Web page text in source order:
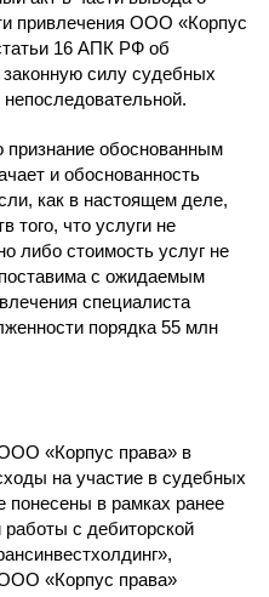
привлечения ООО «Корпус
16 АПК РФ об
силу судебных
признание обоснованным
и обоснованность
как в настоящем деле,
того, что услуги не
либо стоимость услуг не
с ожидаемым
специалиста
порядка 55 млн
«Корпус права» в
на участие в судебных
понесены в рамках ранее
с дебиторской
«Корпус права»